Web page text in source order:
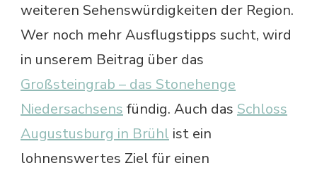
weiteren Sehenswürdigkeiten der Region.
Wer noch mehr Ausflugstipps sucht, wird
in unserem Beitrag über das
Großsteingrab – das Stonehenge
Niedersachsens fündig. Auch das Schloss
Augustusburg in Brühl ist ein
lohnenswertes Ziel für einen